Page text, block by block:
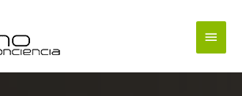
Menú